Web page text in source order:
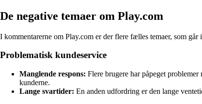
De negative temaer om Play.com
I kommentarerne om Play.com er der flere fælles temaer, som
Problematisk kundeservice
Manglende respons: Flere brugere har påpeget
kunderne.
Lange svartider: En anden udfordring er den lange